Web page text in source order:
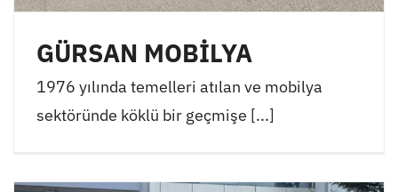
GÜRSAN MOBİLYA
1976 yılında temelleri atılan ve mobilya
sektöründe köklü bir geçmişe [...]